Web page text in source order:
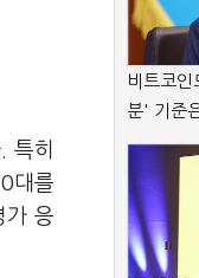
특히
대를
가 응
비트코인
분' 기준